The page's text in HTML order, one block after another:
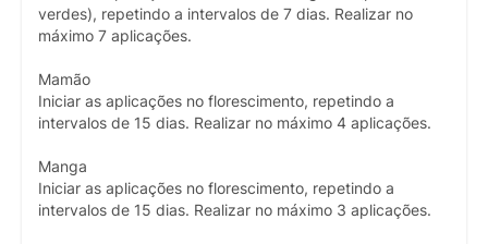
verdes), repetindo a intervalos de 7 dias. Realizar no
máximo 7 aplicações.
Mamão
Iniciar as aplicações no florescimento, repetindo a
intervalos de 15 dias. Realizar no máximo 4 aplicações.
Manga
Iniciar as aplicações no florescimento, repetindo a
intervalos de 15 dias. Realizar no máximo 3 aplicações.